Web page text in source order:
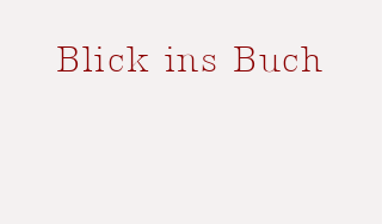
Blick ins Buch